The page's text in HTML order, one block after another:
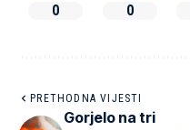
0
0
PRETHODNA VIJESTI
Gorjelo na tri